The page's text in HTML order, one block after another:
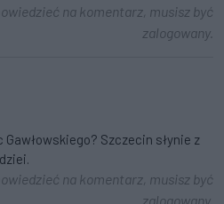
na komentarz, musisz być
zalogowany.
Gawłowskiego? Szczecin słynie z
na komentarz, musisz być
zalogowany.